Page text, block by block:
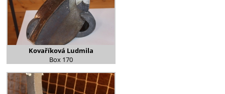
Kovaříková Ludmila
Box 170